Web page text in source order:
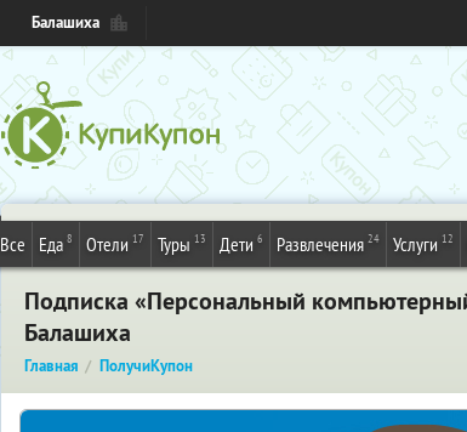
Балашиха
Все Еда 8 Отели 17 Туры 13 Дети 6 Развлечения 24 Услуги 12
Подписка «Персональный
Балашиха
Главная ПолучиКупон